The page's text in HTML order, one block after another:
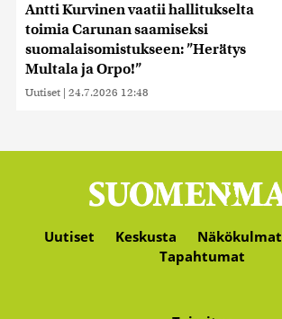
Antti Kurvinen vaatii hallitukselta
toimia Carunan saamiseksi
suomalaisomistukseen: ”Herätys
Multala ja Orpo!”
Uutiset | 24.7.2026 12:48
Uutiset Keskusta Näkökulmat
Tapahtumat